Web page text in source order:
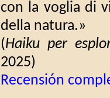
con la voglia di
della natura.»
(Haiku per
2025)
Recensión